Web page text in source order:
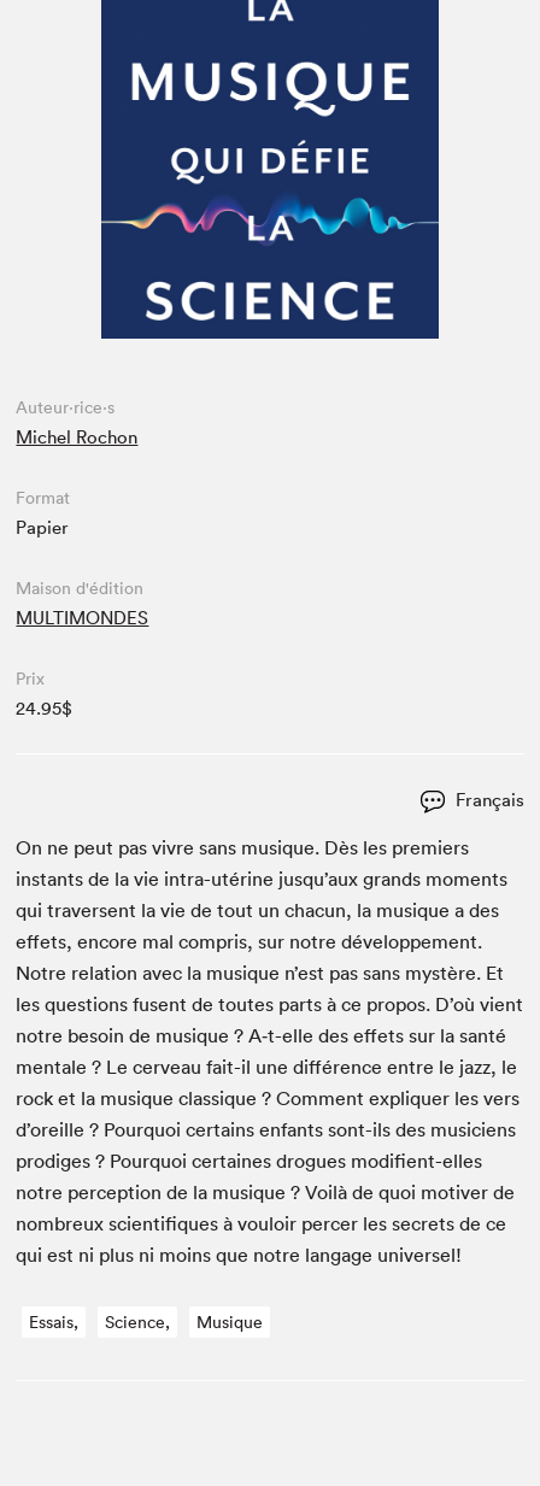
Auteur·rice·s
Michel Rochon
Format
Papier
Maison d'édition
MULTIMONDES
Prix
24.95$
Français
On ne peut pas vivre sans musique. Dès les pre­miers
instants de la vie intra-utérine jusqu’aux grands moments
qui tra­versent la vie de tout un cha­cun, la musique a des
effets, encore mal com­pris, sur notre développe­ment.
Notre rela­tion avec la musique n’est pas sans mys­tère. Et
les ques­tions fusent de toutes parts à ce pro­pos. D’où vient
notre besoin de musique ? A‑t-elle des effets sur la san­té
men­tale ? Le cerveau fait-il une dif­férence entre le jazz, le
rock et la musique clas­sique ? Com­ment expli­quer les vers
d’oreille ? Pourquoi cer­tains enfants sont-ils des musi­ciens
prodi­ges ? Pourquoi cer­taines drogues mod­i­fient-elles
notre per­cep­tion de la musique ? Voilà de quoi motiv­er de
nom­breux sci­en­tifiques à vouloir percer les secrets de ce
qui est ni plus ni moins que notre lan­gage universel!
Essais, Science, Musique